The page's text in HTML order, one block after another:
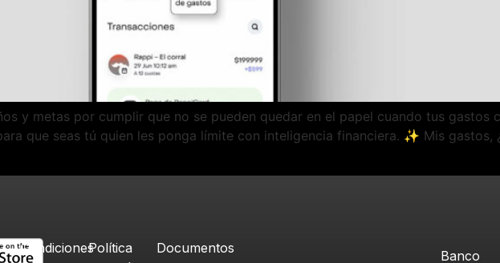
y metas por cumplir que no se pueden quedar en el papel cuando tus gastos
que seas tú quien les ponga límite con inteligencia financiera. ✨ Mis gastos,
CondicionesPolítica
Documentos Banco